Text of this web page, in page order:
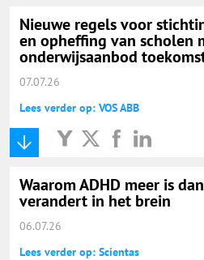
Nieuwe regels voor
en opheffing van scholen
onderwijsaanbod
07.07.26
Lees verder op: VOS ABB
Waarom ADHD meer is
verandert in het brein
06.07.26
Lees verder op: Scientas